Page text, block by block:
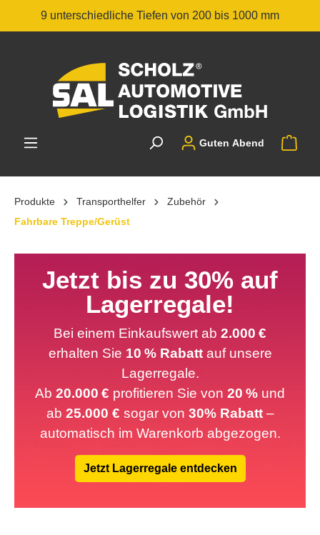
unterschiedliche Tiefen von 200 bis 1000 mm
Guten Abend
Produkte Transporthelfer
Zubehör
Fahrbare Treppe/Gerüst
Jetzt bis zu 30% auf
Lagerregale!
Bei einem Einkaufswert ab 2.000 €
erhalten Sie 10 % Rabattauf unsere
Lagerregale.
Ab 20.000 € profitieren Sie von 20 % und
ab 25.000 € sogar von 30% Rabatt–
automatisch im Warenkorb abgezogen.
Jetzt Lagerregale entdecken